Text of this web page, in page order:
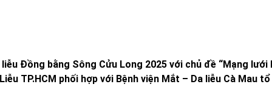
Đồng bằng Sông Cửu Long 2025 với chủ đề “Mạng lưới
TP.HCM phối hợp với Bệnh viện Mắt – Da liễu Cà Mau